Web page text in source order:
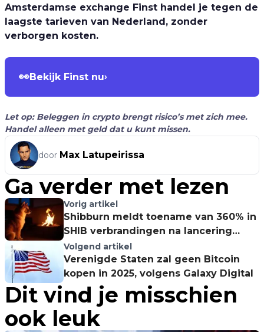
Amsterdamse exchange Finst handel je tegen de
laagste tarieven van Nederland, zonder
verborgen kosten.
👀Bekijk Finst nu›
Let op: Beleggen in crypto brengt risico’s met zich mee.
Handel alleen met geld dat u kunt missen.
door Max Latupeirissa
Ga verder met lezen
Vorig artikel
Shibburn meldt toename van 360% in
SHIB verbrandingen na lancering
Metaverse
Volgend artikel
Verenigde Staten zal geen Bitcoin
kopen in 2025, volgens Galaxy Digital
Dit vind je misschien
ook leuk